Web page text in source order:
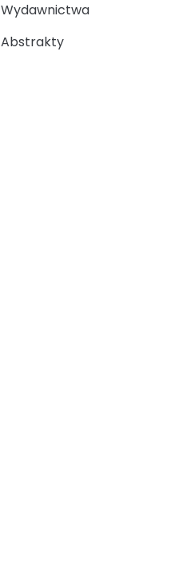
Wydawnictwa
Abstrakty